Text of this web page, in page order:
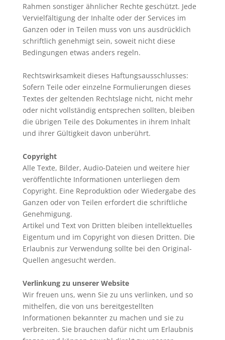
Rahmen sonstiger ähnlicher Rechte geschützt. Jede
Vervielfältigung der Inhalte oder der Services im
Ganzen oder in Teilen muss von uns ausdrücklich
schriftlich genehmigt sein, soweit nicht diese
Bedingungen etwas anders regeln.
Rechtswirksamkeit dieses Haftungsausschlusses:
Sofern Teile oder einzelne Formulierungen dieses
Textes der geltenden Rechtslage nicht, nicht mehr
oder nicht vollständig entsprechen sollten, bleiben
die übrigen Teile des Dokumentes in ihrem Inhalt
und ihrer Gültigkeit davon unberührt.
Copyright
Alle Texte, Bilder, Audio-Dateien und weitere hier
veröffentlichte Informationen unterliegen dem
Copyright. Eine Reproduktion oder Wiedergabe des
Ganzen oder von Teilen erfordert die schriftliche
Genehmigung.
Artikel und Text von Dritten bleiben intellektuelles
Eigentum und im Copyright von diesen Dritten. Die
Erlaubnis zur Verwendung sollte bei den Original-
Quellen angesucht werden.
Verlinkung zu unserer Website
Wir freuen uns, wenn Sie zu uns verlinken, und so
mithelfen, die von uns bereitgestellten
Informationen bekannter zu machen und sie zu
verbreiten. Sie brauchen dafür nicht um Erlaubnis